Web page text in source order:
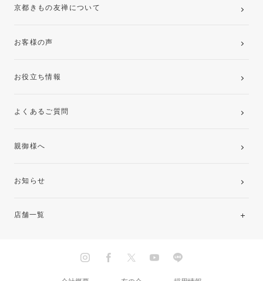
京都きもの友禅について
お客様の声
お役立ち情報
よくあるご質問
親御様へ
お知らせ
店舗一覧